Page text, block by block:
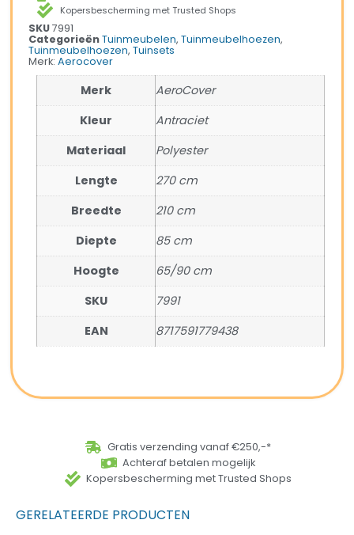
Kopersbescherming met Trusted Shops
SKU7991
Categorieën Tuinmeubelen,Tuinmeubelhoezen,
Tuinmeubelhoezen,Tuinsets
Merk:Aerocover
Merk
AeroCover
Kleur
Antraciet
Materiaal
Polyester
Lengte
270 cm
Breedte
210 cm
Diepte
85 cm
Hoogte
65/90 cm
SKU
7991
EAN
8717591779438
Gratis verzending vanaf €250,-*
Achteraf betalen mogelijk
Kopersbescherming met Trusted Shops
GERELATEERDE PRODUCTEN